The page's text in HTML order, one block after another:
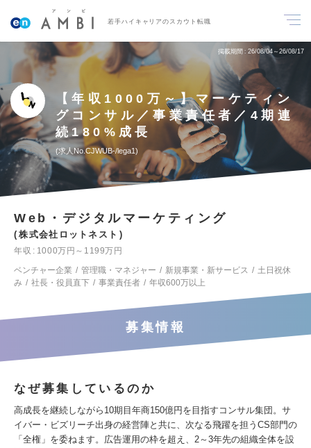
若手ハイキャリアのスカウト転職
掲載期間 26/08/04～26/08/17
【年収1000万～】マーケティン
グコンサル／事業責任者／4期連
続180%成長
求人No.CJWUB-/lega1
Web・デジタルマーケティング
株式会社ロットネスト
年収
1000万円～1199万円
ベンチャー企業
管理職・マネジャー 新規事業・新サービス
土日祝休
み
社長・役員直下 事業責任者 年収600万以上
募集情報
なぜ募集しているのか
高成長を継続しながら10期目年商150億円を目指すコンサル集団。サ
イバー・ビズリーチ出身の経営陣と共に、次なる飛躍を担うCS部門の
「全権」を委ねます。広告運用の枠を超え、2～3年先の組織全体を設